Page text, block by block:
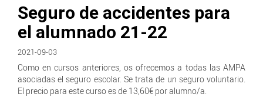
Seguro de accidentes para
el alumnado 21-22
2021-09-03
Como en cursos anteriores, os ofrecemos a todas las AMPA
asociadas el seguro escolar. Se trata de un seguro voluntario.
El precio para este curso es de 13,60€ por alumno/a.